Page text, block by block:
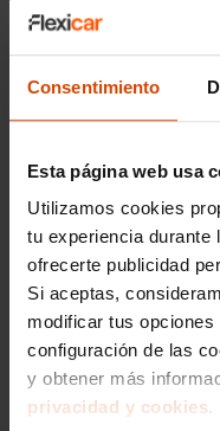
Consentimiento
Esta página web usa
Utilizamos cookies
tu experiencia durante
ofrecerte publicidad
Si aceptas,
modificar tus
configuración de las
y obtener más
privacidad y cookies.
Sistema
Combustible:
Bandeja
máxima, 19,1
km/h y 125
en modo
Potencia de
Nm de par
máx. motor
máx. motor
máx. motor
Email: